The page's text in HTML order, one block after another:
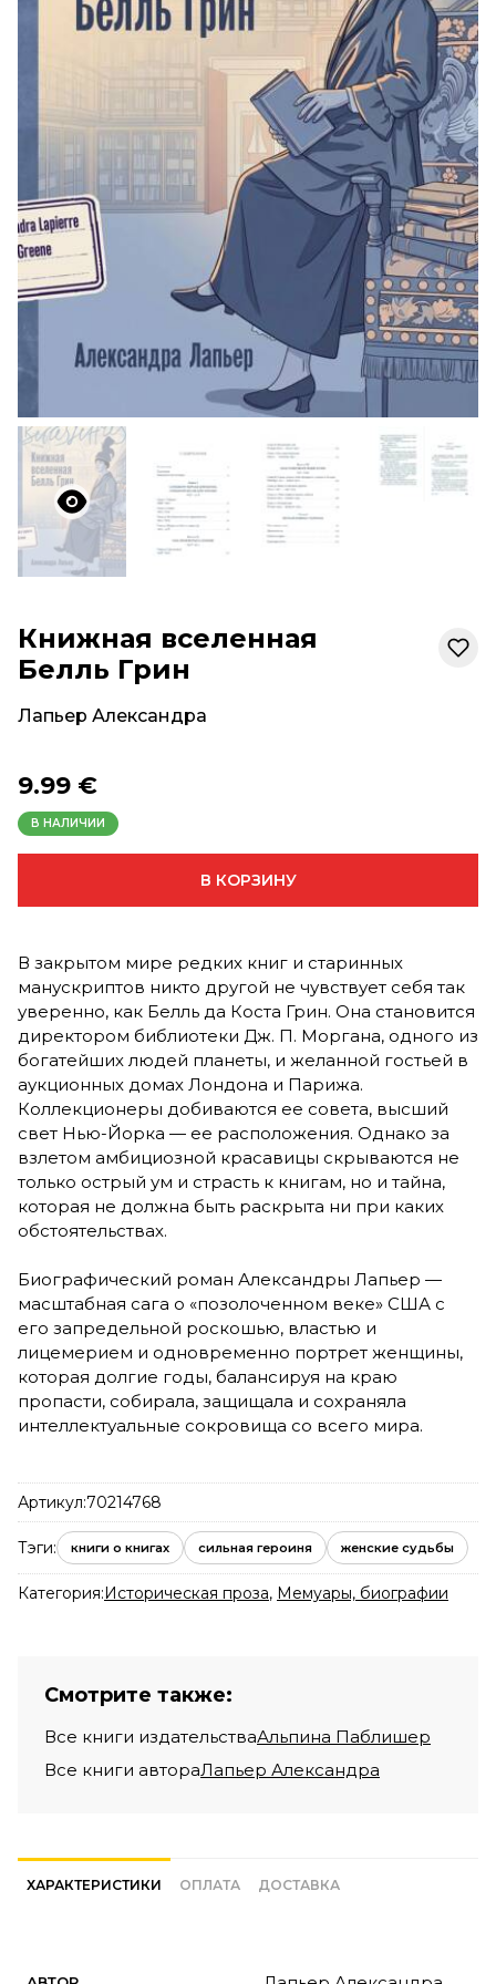
Книжная вселенная
Белль Грин
Лапьер Александра
9.99 €
В НАЛИЧИИ
В КОРЗИНУ
В закрытом мире редких книг и старинных
манускриптов никто другой не чувствует себя так
уверенно, как Белль да Коста Грин. Она становится
директором библиотеки Дж. П. Моргана, одного из
богатейших людей планеты, и желанной гостьей в
аукционных домах Лондона и Парижа.
Коллекционеры добиваются ее совета, высший
свет Нью-Йорка — ее расположения. Однако за
взлетом амбициозной красавицы скрываются не
только острый ум и страсть к книгам, но и тайна,
которая не должна быть раскрыта ни при каких
обстоятельствах.
Биографический роман Александры Лапьер —
масштабная сага о «позолоченном веке» США с
его запредельной роскошью, властью и
лицемерием и одновременно портрет женщины,
которая долгие годы, балансируя на краю
пропасти, собирала, защищала и сохраняла
интеллектуальные сокровища со всего мира.
Артикул:70214768
Тэги: книги о книгах сильная героиня женские судьбы
Категория:Историческая проза, Мемуары, биографии
Смотрите также:
Все книги издательстваАльпина Паблишер
Все книги автораЛапьер Александра
ХАРАКТЕРИСТИКИ ОПЛАТА ДОСТАВКА